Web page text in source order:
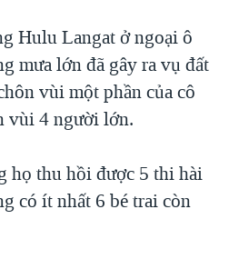
VỌNG TỪ NÔNG THÔN MỸ
Hulu Langat ở ngoại ô
mưa lớn đã gây ra vụ đất
vùi một phần của cô
vùi 4 người lớn.
họ thu hồi được 5 thi hài
có ít nhất 6 bé trai còn